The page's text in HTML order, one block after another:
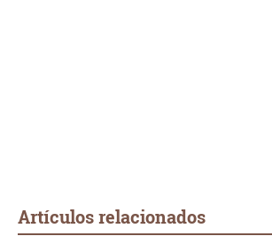
Artículos relacionados